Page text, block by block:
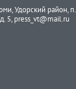
Удорский район, п.
5, press_vt@mail.ru